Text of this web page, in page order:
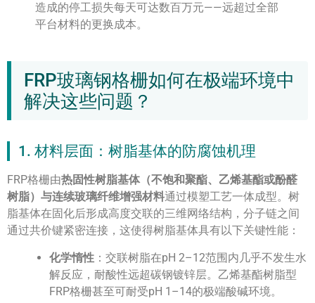
造成的停工损失每天可达数百万元——远超过全部
平台材料的更换成本。
FRP玻璃钢格栅如何在极端环境中
解决这些问题？
1. 材料层面：树脂基体的防腐蚀机理
FRP格栅由热固性树脂基体（不饱和聚酯、乙烯基酯或酚醛
树脂）与连续玻璃纤维增强材料通过模塑工艺一体成型。树
脂基体在固化后形成高度交联的三维网络结构，分子链之间
通过共价键紧密连接，这使得树脂基体具有以下关键性能：
化学惰性 ：交联树脂在pH 2–12范围内几乎不发生水
解反应，耐酸性远超碳钢镀锌层。乙烯基酯树脂型
FRP格栅甚至可耐受pH 1–14的极端酸碱环境。